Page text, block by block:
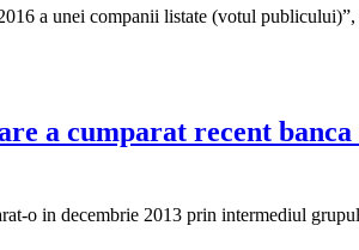
a unei companii listate (votul publicului)”,
a cumparat recent banca
o in decembrie 2013 prin intermediul